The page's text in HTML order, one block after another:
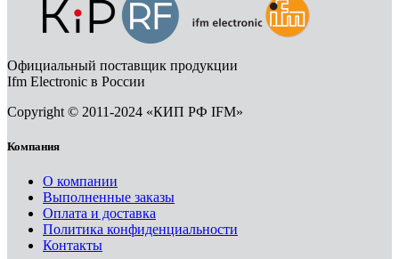
Официальный поставщик продукции
Ifm Electronic в России
Copyright © 2011-2024 «КИП РФ IFM»
Компания
О компании
Выполненные заказы
Оплата и доставка
Политика конфиденциальности
Контакты